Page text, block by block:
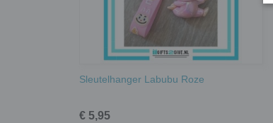
Sleutelhanger Labubu Roze
€ 5,95